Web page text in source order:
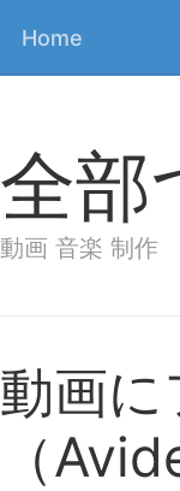
Home
全部
動画 音楽 制作
動画に
（